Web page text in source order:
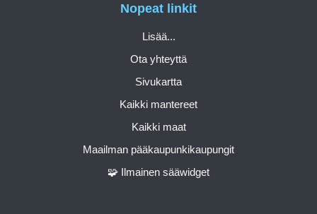
Nopeat linkit
Lisää...
Ota yhteyttä
Sivukartta
Kaikki mantereet
Kaikki maat
Maailman pääkaupunkikaupungit
🧩 Ilmainen sääwidget